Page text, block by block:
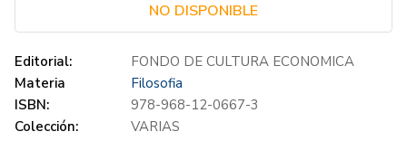
NO DISPONIBLE
Editorial:
FONDO DE CULTURA ECONOMICA
Materia
Filosofia
ISBN:
978-968-12-0667-3
Colección:
VARIAS